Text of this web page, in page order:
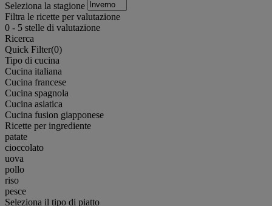
Seleziona la stagione
Filtra le ricette per valutazione
0 - 5 stelle di valutazione
Ricerca
Quick Filter(0)
Tipo di cucina
Cucina italiana
Cucina francese
Cucina spagnola
Cucina asiatica
Cucina fusion giapponese
Ricette per ingrediente
patate
cioccolato
uova
pollo
riso
pesce
Seleziona il tipo di piatto